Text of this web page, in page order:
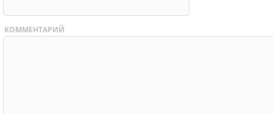
КОММЕНТАРИЙ